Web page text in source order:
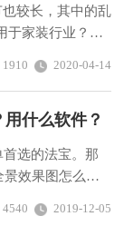
较长，其中的乱
于家装行业？装
2020-04-14
1910
什么软件？
选的法宝。那
效果图怎么
2019-12-05
4540